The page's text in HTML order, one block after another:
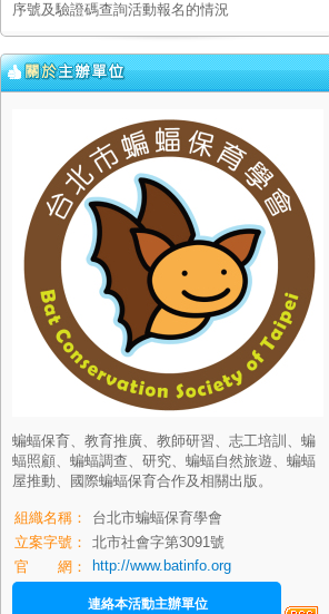
序號及驗證碼查詢活動報名的情況
蝙蝠保育、教育推廣、教師研習、志工培訓、蝙
蝠照顧、蝙蝠調查、研究、蝙蝠自然旅遊、蝙蝠
屋推動、國際蝙蝠保育合作及相關出版。
組織名稱：
台北市蝙蝠保育學會
立案字號：
北市社會字第3091號
官
網： http://www.batinfo.org
連絡本活動主辦單位